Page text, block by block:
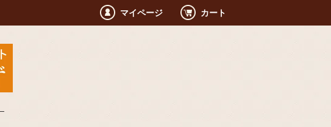
マイページ カート